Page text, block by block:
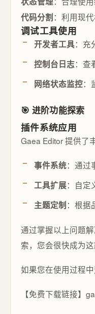
代码分割 ：利用现
调试工具使用
开发者工具：充
控制台日志：查
网络状态监控：
🎯 进阶功能探索
插件系统应用
Gaea Editor 提供了
事件系统：通过
工具扩展：自定
主题定制 ：根据
通过掌握以上问题
索，您会很快成为
如果您在使用过程
【免费下载链接】